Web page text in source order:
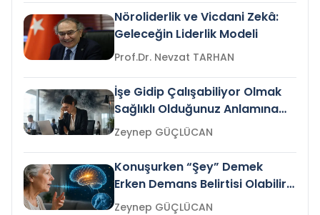
Nöroliderlik ve Vicdani Zekâ:
Geleceğin Liderlik Modeli
Prof.Dr. Nevzat TARHAN
İşe Gidip Çalışabiliyor Olmak
Sağlıklı Olduğunuz Anlamına
Gelir mi?Zeynep GÜÇLÜCAN
Konuşurken “Şey” Demek
Erken Demans Belirtisi Olabilir
mi?
Zeynep GÜÇLÜCAN